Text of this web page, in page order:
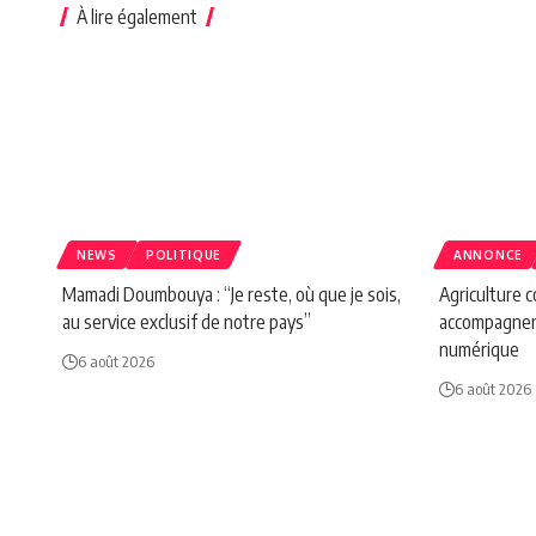
À lire également
NEWS POLITIQUE
Mamadi Doumbouya : “Je reste, où que je sois,
au service exclusif de notre pays”
6 août 2026
ANNONCE
Agriculture
numérique
6 août 2026